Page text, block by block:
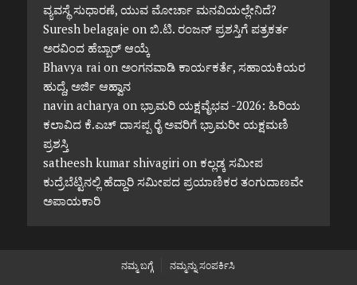
ವ್ಯವಸ್ಥೆ ಸುಧಾರಣೆ, ಯುವ ಮೋರ್ಚಾ ಮನವಿಯಲ್ಲೇನಿದೆ?
Suresh belagaje on ಬಿ.ಟಿ. ರಂಜನ್ ಪ್ರಶಸ್ತಿಗೆ ಪತ್ರಕರ್ತ
ಅರವಿಂದ ಹೆಬ್ಬಾರ್ ಆಯ್ಕೆ
Bhavya raion ಅಂಗನವಾಡಿ ಕಾರ್ಯಕರ್ತೆ, ಸಹಾಯಕಿಯರ
ಹುದ್ದೆ, ಅರ್ಜಿ ಆಹ್ವಾನ
navin acharya on ಭ್ರಾಮರಿ ಯಕ್ಷವೈಭವ -2026: ಹಿರಿಯ
ಕಲಾವಿದ ಕೆ.ಎಚ್ ದಾಸಪ್ಪ ರೈ ಅವರಿಗೆ ಭ್ರಾಮರೀ ಯಕ್ಷಮಣಿ
ಪ್ರಶಸ್ತಿ
satheesh kumar shivagirion ಕಲ್ಲಡ್ಕ ಸಮೀಪ
ಕುದ್ರೆಬೆಟ್ಟಿನಲ್ಲಿ ಹೆದ್ದಾರಿ ಸಮೀಪದ ಪ್ರಯಾಣಿಕರ ತಂಗುದಾಣವೇ
ಅಪಾಯಕಾರಿ
ನಮ್ಮ ಬಗ್ಗೆ
ನಮ್ಮನ್ನು ಸಂಪರ್ಕಿಸಿ